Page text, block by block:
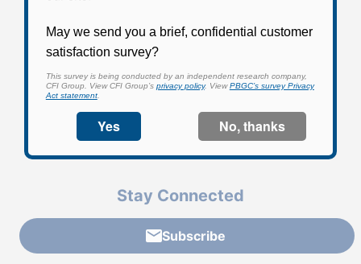
Stay Connected
Subscribe